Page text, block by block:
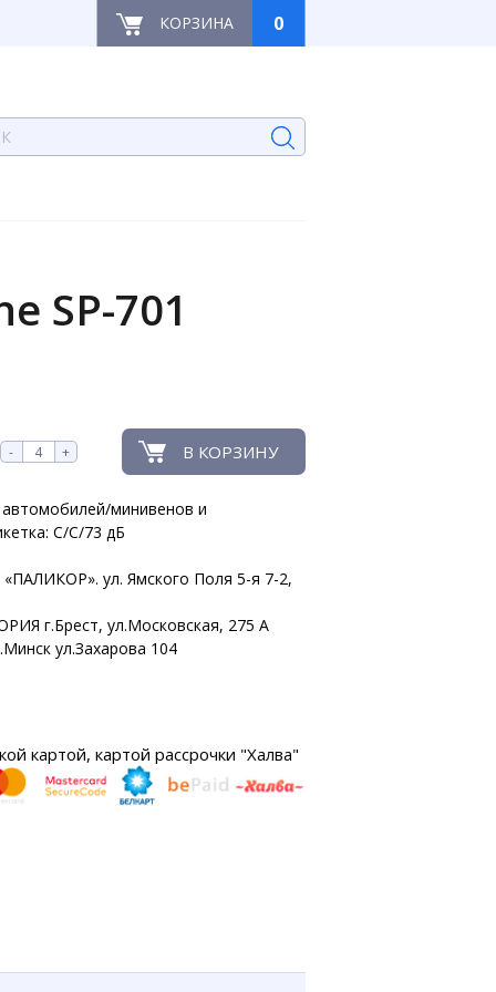
КОРЗИНА 0
SP-701
- + В КОРЗИНУ
минивенов и
C/C/73 дБ
ул. Ямского Поля 5-я 7-2,
г.Брест, ул.Московская, 275 А
ул.Захарова 104
картой, картой рассрочки "Халва"